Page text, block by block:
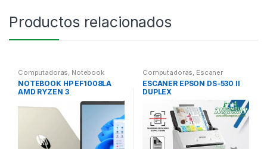
Productos relacionados
Computadoras Notebook
NOTEBOOK HP EF1008LA
AMD RYZEN 3
Computadoras Escaner
ESCANER EPSON DS-530 II
DUPLEX